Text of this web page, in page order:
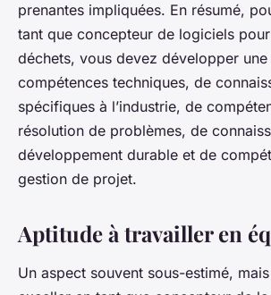
prenantes impliquées. En résumé,
tant que concepteur de logiciels
déchets, vous devez développer
compétences techniques, de
spécifiques à l’industrie, de
résolution de problèmes, de
développement durable et de
gestion de projet.
Aptitude à travailler en
Un aspect souvent sous-estimé,